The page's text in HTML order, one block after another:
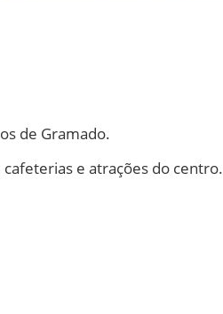
de Gramado.
e atrações do centro.